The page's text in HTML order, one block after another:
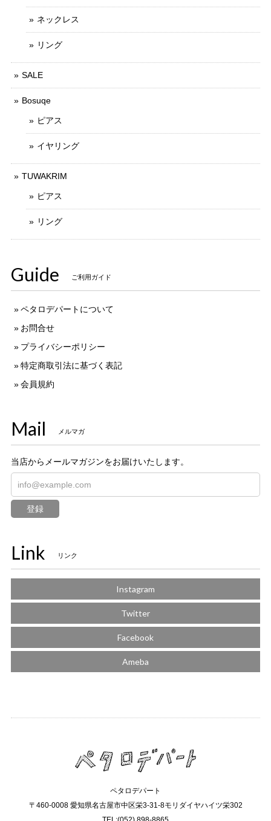
ネックレス
リング
SALE
Bosuqe
ピアス
イヤリング
TUWAKRIM
ピアス
リング
Guide ご利用ガイド
ペタロデパートについて
お問合せ
プライバシーポリシー
特定商取引法に基づく表記
会員規約
Mail メルマガ
当店からメールマガジンをお届けいたします。
登録
Link リンク
Instagram
Twitter
Facebook
Ameba
ペタロデパート
〒460-0008 愛知県名古屋市中区栄3-31-8モリダイヤハイツ栄302